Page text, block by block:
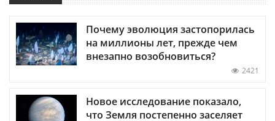
Почему эволюция застопорилась
на миллионы лет, прежде чем
внезапно возобновиться?
2421
Новое исследование показало,
что Земля постепенно заселяет